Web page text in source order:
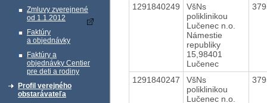
Zmluvy zverejnené
od 1.1.2012
Faktúry
a objednávky
Faktúry a
objednávky Centier
pre deti a rodiny
Profil verejného
obstarávateľa
1291840249
VšNs
poliklinikou
Lučenec n.o.
Námestie
republiky
15,98401
Lučenec
1291840247
VšNs
poliklinikou
Lučenec n.o.